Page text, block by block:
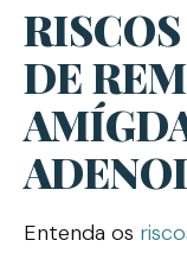
DE
Entenda os